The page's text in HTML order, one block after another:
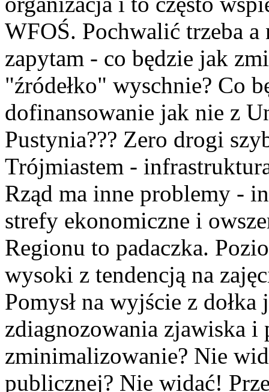
WFOŚ. Pochwalić trzeba
zapytam - co będzie jak
"źródełko" wyschnie? Co
dofinansowanie jak nie z
Pustynia??? Zero drogi
Trójmiastem -
Rząd ma inne problemy -
strefy ekonomiczne i
Regionu to padaczka.
wysoki z tendencją na
Pomysł na wyjście z
zdiagnozowania zjawiska i
zminimalizowanie? Nie
publicznej? Nie widać!